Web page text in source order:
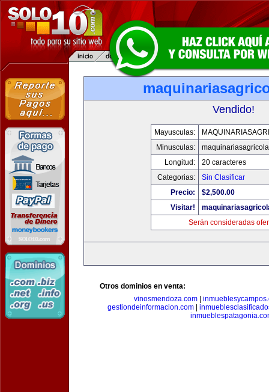
Vendido!
Mayusculas:
Minusculas:
Longitud:
20 caracteres
Categorias:
Sin Clasificar
Precio:
$2,500.00
Visitar!
Serán consideradas
Otros dominios en venta:
vinosmendoza.com|
gestiondeinformacion.com